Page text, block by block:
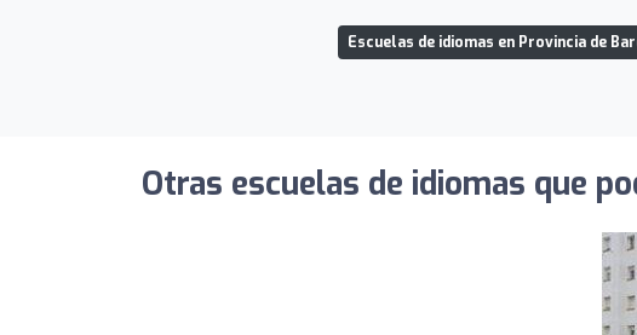
Escuelas de idiomas en Provincia de
Otras escuelas de idiomas que